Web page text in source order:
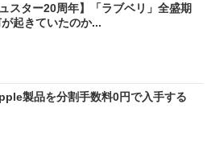
スター20周年】「ラブベリ」全盛期
起きていたのか...
製品を分割手数料0円で入手する